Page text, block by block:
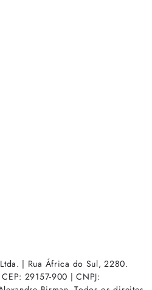
| Rua África do Sul, 2280.
29157-900 | CNPJ: